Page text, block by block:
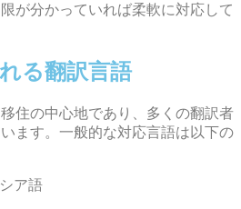
が分かっていれば柔軟に対応して
る翻訳言語
住の中心地であり、多くの翻訳者
ます。一般的な対応言語は以下の
ア語